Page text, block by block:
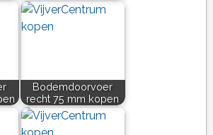
Bodemdoorvoer
recht 75 mm kopen